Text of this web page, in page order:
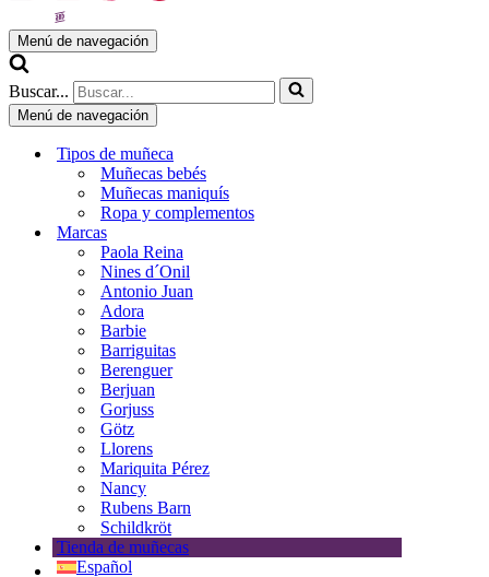
Menú de navegación
Buscar...
Menú de navegación
Tipos de muñeca
Muñecas bebés
Muñecas maniquís
Ropa y complementos
Marcas
Paola Reina
Nines d´Onil
Antonio Juan
Adora
Barbie
Barriguitas
Berenguer
Berjuan
Gorjuss
Götz
Llorens
Mariquita Pérez
Nancy
Rubens Barn
Schildkröt
Tienda de muñecas
Español